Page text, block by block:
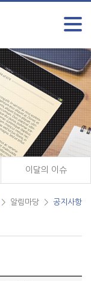
이달의 이슈
> 알림마당 > 공지사항